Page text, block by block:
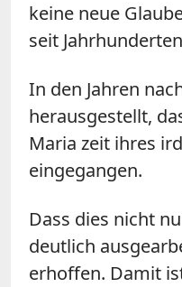
keine neue
seit
In den Jahren
herausgestellt,
Maria zeit ihres
eingegangen.
Dass dies nicht
deutlich
erhoffen. Damit